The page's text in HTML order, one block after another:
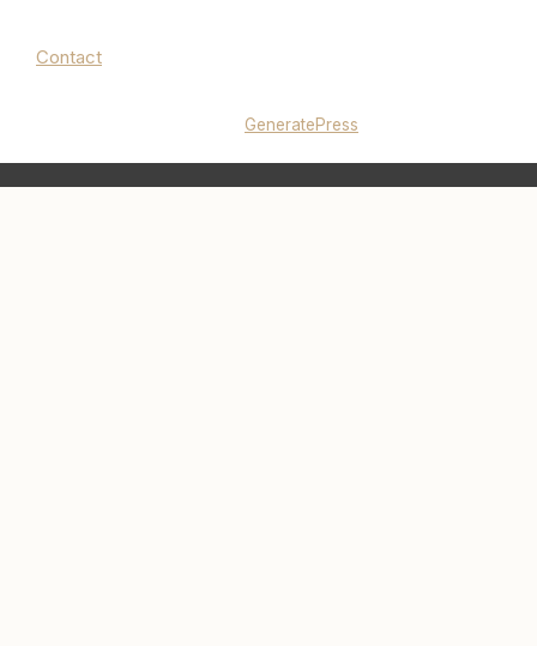
Contact
GeneratePress